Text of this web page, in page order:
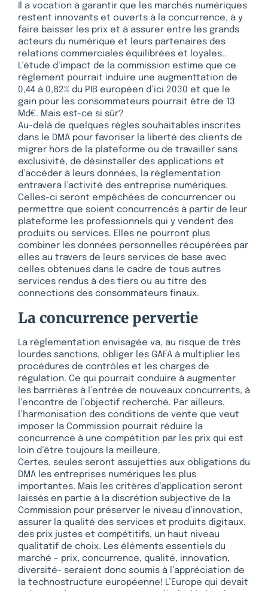
Il a vocation à garantir que les marchés numériques
restent innovants et ouverts à la concurrence, à y
faire baisser les prix et à assurer entre les grands
acteurs du numérique et leurs partenaires des
relations commerciales équilibrées et loyales..
L’étude d’impact de la commission estime que ce
règlement pourrait induire une augmenttation de
0,44 à 0,82% du PIB européen d’ici 2030 et que le
gain pour les consommateurs pourrait être de 13
Md€. Mais est-ce si sûr?
Au-delà de quelques règles souhaitables inscrites
dans le DMA pour favoriser la liberté des clients de
migrer hors de la plateforme ou de travailler sans
exclusivité, de désinstaller des applications et
d’accéder à leurs données, la règlementation
entravera l’activité des entreprise numériques.
Celles-ci seront empêchées de concurrencer ou
permettre que soient concurrencés à partir de leur
plateforme les professionnels qui y vendent des
produits ou services. Elles ne pourront plus
combiner les données personnelles récupérées par
elles au travers de leurs services de base avec
celles obtenues dans le cadre de tous autres
services rendus à des tiers ou au titre des
connections des consommateurs finaux.
La concurrence pervertie
La règlementation envisagée va, au risque de très
lourdes sanctions, obliger les GAFA à multiplier les
procédures de contrôles et les charges de
régulation. Ce qui pourrait conduire à augmenter
les barrrières à l’entrée de nouveaux concurrents, à
l’encontre de l’objectif recherché. Par ailleurs,
l’harmonisation des conditions de vente que veut
imposer la Commission pourrait réduire la
concurrence à une compétition par les prix qui est
loin d’être toujours la meilleure.
Certes, seules seront assujetties aux obligations du
DMA les entreprises numériques les plus
importantes. Mais les critères d’application seront
laissés en partie à la discrétion subjective de la
Commission pour préserver le niveau d’innovation,
assurer la qualité des services et produits digitaux,
des prix justes et compétitifs, un haut niveau
qualitatif de choix. Les éléments essentiels du
marché – prix, concurrence, qualité, innovation,
diversité- seraient donc soumis à l’appréciation de
la technostructure européenne! L’Europe qui devait